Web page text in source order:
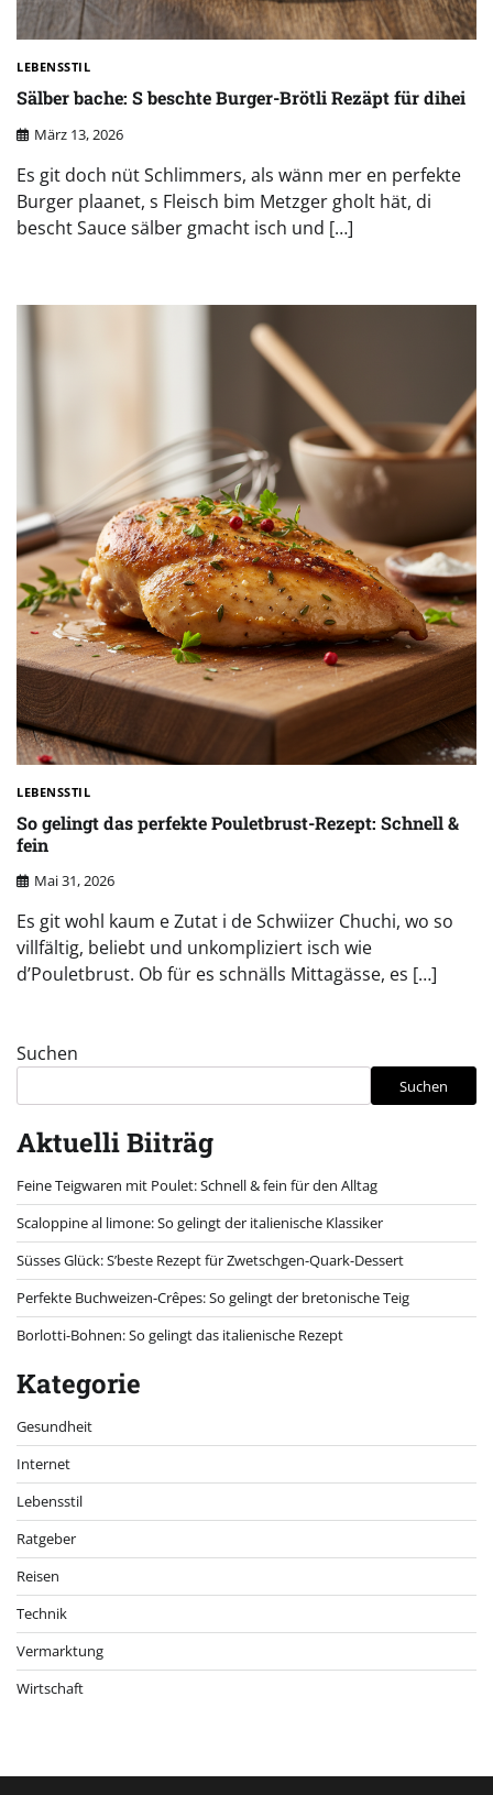
LEBENSSTIL
Sälber bache: S beschte Burger-Brötli Rezäpt für dihei
März 13, 2026
Es git doch nüt Schlimmers, als wänn mer en perfekte
Burger plaanet, s Fleisch bim Metzger gholt hät, di
bescht Sauce sälber gmacht isch und […]
LEBENSSTIL
So gelingt das perfekte Pouletbrust-Rezept: Schnell &
fein
Mai 31, 2026
Es git wohl kaum e Zutat i de Schwiizer Chuchi, wo so
villfältig, beliebt und unkompliziert isch wie
d’Pouletbrust. Ob für es schnälls Mittagässe, es […]
Suchen
Suchen
Aktuelli Biiträg
Feine Teigwaren mit Poulet: Schnell & fein für den Alltag
Scaloppine al limone: So gelingt der italienische Klassiker
Süsses Glück: S’beste Rezept für Zwetschgen-Quark-Dessert
Perfekte Buchweizen-Crêpes: So gelingt der bretonische Teig
Borlotti-Bohnen: So gelingt das italienische Rezept
Kategorie
Gesundheit
Internet
Lebensstil
Ratgeber
Reisen
Technik
Vermarktung
Wirtschaft